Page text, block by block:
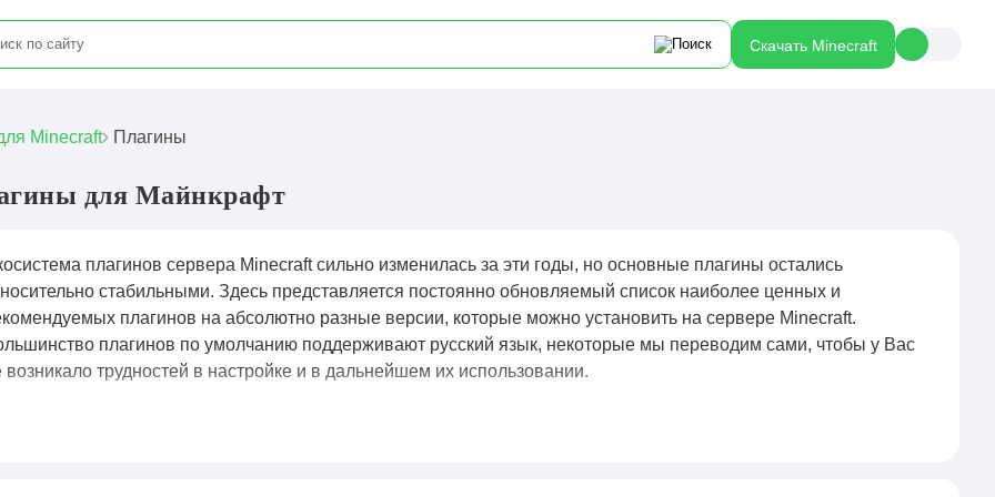
Скачать Minecraft
Minecraft Плагины
для Майнкрафт
плагинов сервера Minecraft сильно изменилась за эти годы, но основные плагины остались
стабильными. Здесь представляется постоянно обновляемый список наиболее ценных и
плагинов на абсолютно разные версии, которые можно установить на сервере Minecraft.
плагинов по умолчанию поддерживают русский язык, некоторые мы переводим сами, чтобы у Вас
возникало трудностей в настройке и в дальнейшем их использовании.